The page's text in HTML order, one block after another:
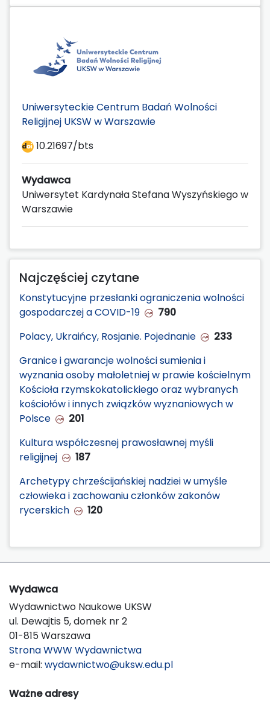
Uniwersyteckie Centrum Badań Wolności
Religijnej UKSW w Warszawie
10.21697/bts
Wydawca
Uniwersytet Kardynała Stefana Wyszyńskiego w
Warszawie
Najczęściej czytane
Konstytucyjne przesłanki ograniczenia wolności
gospodarczej a COVID-19
790
Polacy, Ukraińcy, Rosjanie. Pojednanie
233
Granice i gwarancje wolności sumienia i
wyznania osoby małoletniej w prawie kościelnym
Kościoła rzymskokatolickiego oraz wybranych
kościołów i innych związków wyznaniowych w
Polsce
201
Kultura współczesnej prawosławnej myśli
religijnej
187
Archetypy chrześcijańskiej nadziei w umyśle
człowieka i zachowaniu członków zakonów
rycerskich
120
Wydawca
Wydawnictwo Naukowe UKSW
ul. Dewajtis 5, domek nr 2
01-815 Warszawa
Strona WWW Wydawnictwa
e-mail: wydawnictwo@uksw.edu.pl
Ważne adresy